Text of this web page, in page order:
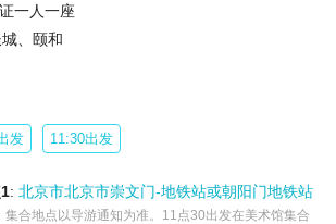
一人一座
、颐和
发 11:30出发
: 北京市北京市崇文门-地铁站或朝阳门地铁站
集合地点以导游通知为准。11点30出发在美术馆集合